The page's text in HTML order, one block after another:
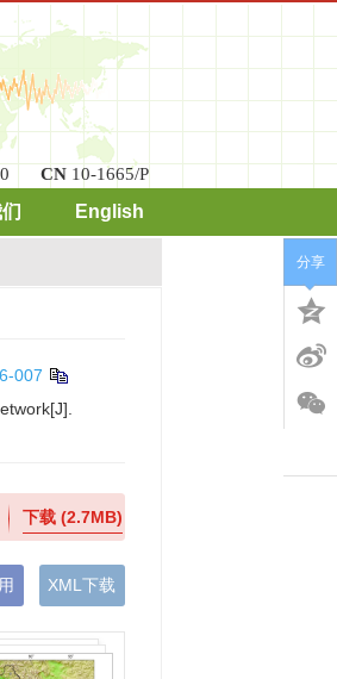
CN 10-1665/P
English
007
下载(2.7MB)
XML下载
分享